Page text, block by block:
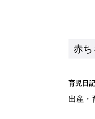
赤
育児日
出産・